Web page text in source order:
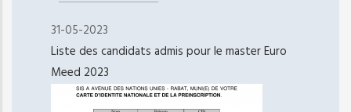
31-05-2023
Liste des candidats admis pour le master Euro
Meed 2023